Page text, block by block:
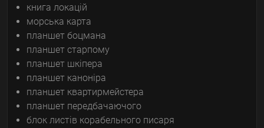
книга локацій
морська карта
планшет боцмана
планшет старпому
планшет шкіпера
планшет каноніра
планшет квартирмейстера
планшет передбачаючого
блок листів корабельного писаря